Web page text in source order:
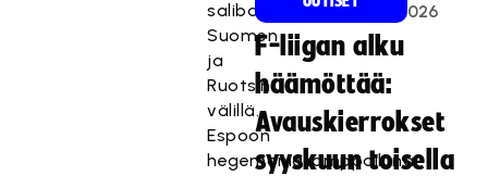
salibandyherruudesta
Suomen
ja
Ruotsin
välillä.
Espoon
hegemoniakamppailuna
026
F-liigan alku
häämöttää:
Avauskierrokset
syyskuun toisella